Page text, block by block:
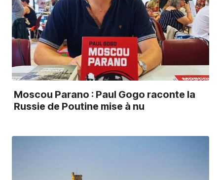
Moscou Parano : Paul Gogo raconte la
Russie de Poutine mise à nu